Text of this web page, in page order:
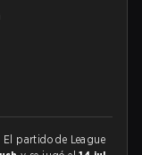
El partido de League